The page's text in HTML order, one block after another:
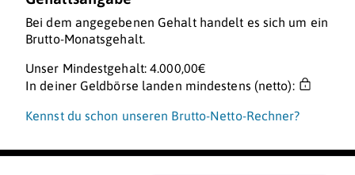
Bei dem angegebenen Gehalt handelt es sich um ein
Brutto-Monatsgehalt.
Unser Mindestgehalt: 4.000,00€
In deiner Geldbörse landen mindestens (netto):
Kennst du schon unseren Brutto-Netto-Rechner?